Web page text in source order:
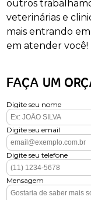
outros
veterinárias e
mais entrando
em atender você!
FAÇA UM
Digite seu nome
Digite seu email
Digite seu telefone
Mensagem